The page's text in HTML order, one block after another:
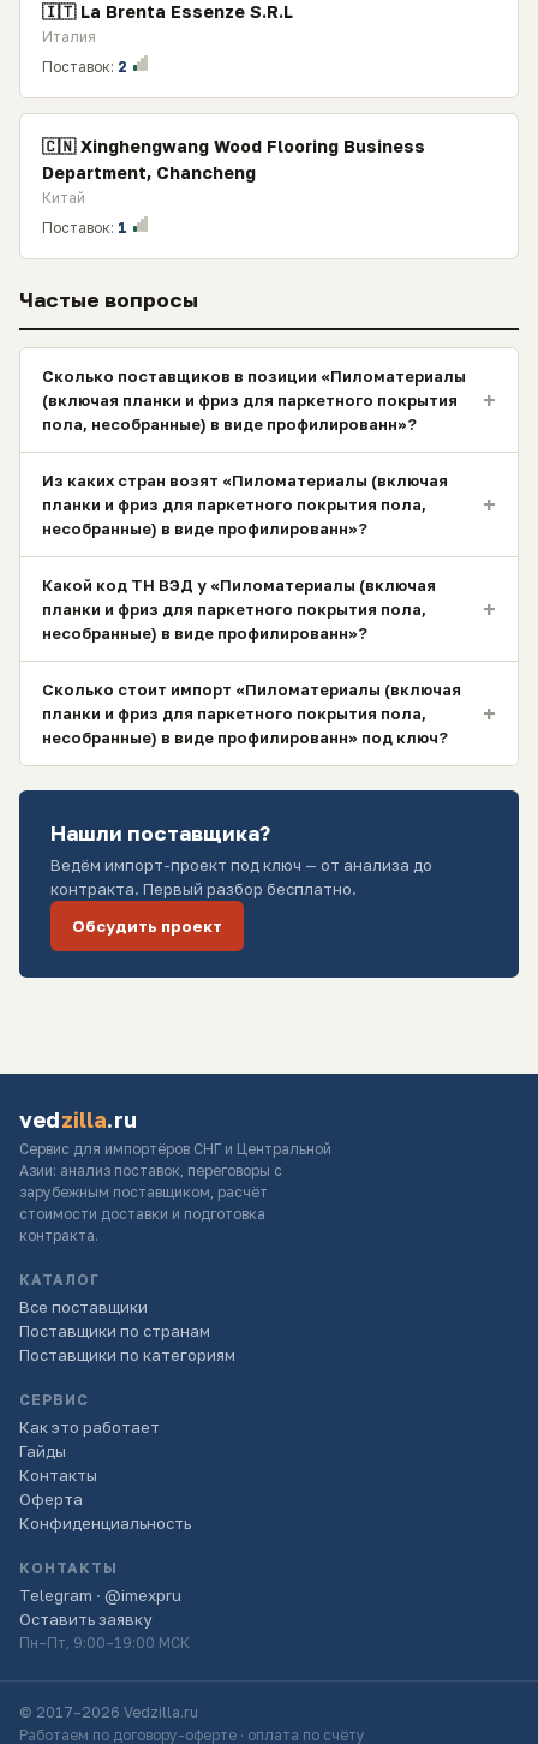
🇮🇹 La Brenta Essenze S.R.L
Италия
Поставок: 2
🇨🇳 Xinghengwang Wood Flooring Business
Department, Chancheng
Китай
Поставок: 1
Частые вопросы
Сколько поставщиков в позиции «Пиломатериалы
(включая планки и фриз для паркетного покрытия
пола, несобранные) в виде профилированн»?
+
Из каких стран возят «Пиломатериалы (включая
планки и фриз для паркетного покрытия пола,
несобранные) в виде профилированн»?
+
Какой код ТН ВЭД у «Пиломатериалы (включая
планки и фриз для паркетного покрытия пола,
несобранные) в виде профилированн»?
+
Сколько стоит импорт «Пиломатериалы (включая
планки и фриз для паркетного покрытия пола,
несобранные) в виде профилированн» под ключ?
+
Нашли поставщика?
Ведём импорт-проект под ключ — от анализа до
контракта. Первый разбор бесплатно.
Обсудить проект
vedzilla.ru
Сервис для импортёров СНГ и Центральной
Азии: анализ поставок, переговоры с
зарубежным поставщиком, расчёт
стоимости доставки и подготовка
контракта.
КАТАЛОГ
Все поставщики
Поставщики по странам
Поставщики по категориям
СЕРВИС
Как это работает
Гайды
Контакты
Оферта
Конфиденциальность
КОНТАКТЫ
Telegram · @imexpru
Оставить заявку
Пн–Пт, 9:00–19:00 МСК
© 2017–2026 Vedzilla.ru
Работаем по договору-оферте · оплата по счёту